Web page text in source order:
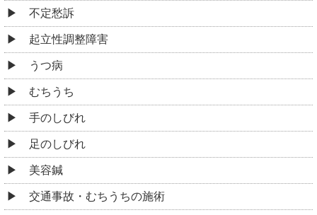
不定愁訴
起立性調整障害
うつ病
むちうち
手のしびれ
足のしびれ
美容鍼
交通事故・むちうちの施術